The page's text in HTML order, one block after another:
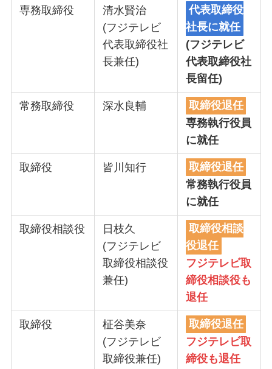
専務取締役
清水賢治
(フジテレビ
代表取締役社
長兼任)
代表取締役
社長に就任
(フジテレビ
代表取締役社
長留任)
常務取締役 深水良輔
取締役退任
専務執行役員
に就任
取締役 皆川知行
取締役退任
常務執行役員
に就任
取締役相談役
日枝久
(フジテレビ
取締役相談役
兼任)
取締役相談
役退任
フジテレビ取
締役相談役も
退任
取締役
柾谷美奈
(フジテレビ
取締役兼任)
取締役退任
フジテレビ取
締役も退任